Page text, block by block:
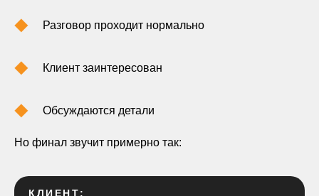
Разговор проходит нормально
Клиент заинтересован
Обсуждаются детали
Но финал звучит примерно так:
КЛИЕНТ: